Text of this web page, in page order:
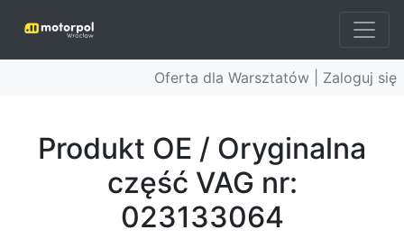
Oferta dla Warsztatów | Zaloguj się
Produkt OE / Oryginalna
część VAG nr:
023133064